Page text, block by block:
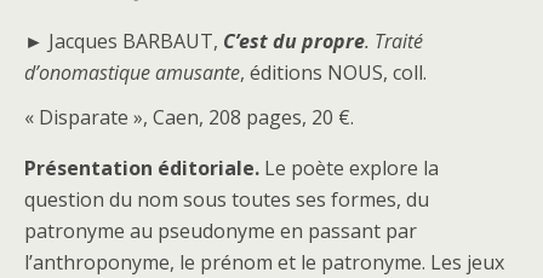
► Jacques BARBAUT, C’est du propre. Traité
d’onomastique amusante, éditions NOUS, coll.
« Disparate », Caen, 208 pages, 20 €.
Présentation éditoriale. Le poète explore la
question du nom sous toutes ses formes, du
patronyme au pseudonyme en passant par
l’anthroponyme, le prénom et le patronyme. Les jeux